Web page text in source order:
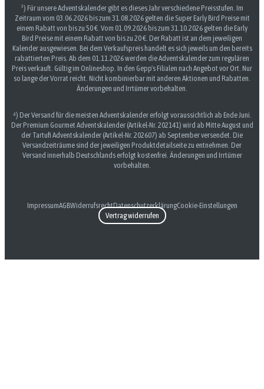
³) Für unsere Adventskalender gibt es dieses Jahr verschiedene Preisstufen. Im
Zeitraum vom 03.06.2026 bis zum 31.08.2026 gelten die Super Early Bird Preise mit
einem Rabatt von bis zu 50 €. Vom 01.09.2026 bis zum 31.10.2026 gelten die Early
Bird Preise mit einem Rabatt von bis zu 20 €. Der Rabatt ist an dem jeweiligen
Kalender ausgewiesen. Bei dem Verkaufspreis handelt es sich jeweils um den bereits
rabattierten Preis. Ab dem 01.11.2026 werden die Adventskalender zum regulären
Preis verkauft. Gültig im Onlineshop. In den Gepp's Filialen nach Angebot vor Ort. Nur
so lange der Vorrat reicht. Nicht kombinierbar mit anderen Aktionen und Rabatten.
Änderungen und Irrtümer vorbehalten.
⁴) Der Versand für die meisten Adventskalender erfolgt voraussichtlich ab Ende Juni.
Der Premium Gourmet Adventskalender (Artikel-Nr. 202141) wird ab Mitte August und
der Tartufi Adventskalender (Artikel-Nr. 202607) ab September versendet. Die
Versandzeiträume sind der jeweiligen Produktdetailseite zu entnehmen. Der
Versand innerhalb Deutschlands erfolgt kostenfrei. Änderungen und Irrtümer
vorbehalten.
ImpressumAGBWiderrufsrechtDatenschutzerklärungCookie-Einstellungen
Vertrag widerrufen